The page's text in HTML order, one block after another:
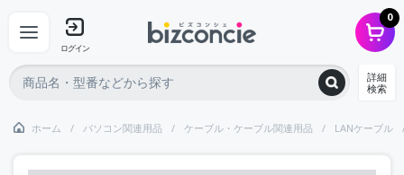
ログイン
0
詳細
検索
ホーム パソコン関連用品 ケーブル・ケーブル関連用品 LANケーブル